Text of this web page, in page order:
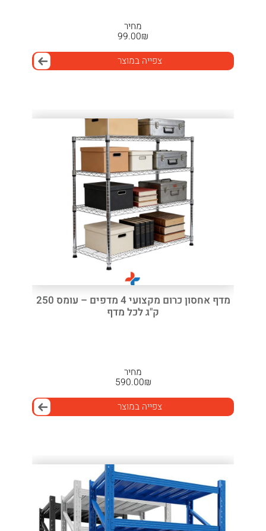
מחיר
₪
99.00
צפייה במוצר
מדף אחסון כרום מקצועי 4 מדפים – עומס 250
ק"ג לכל מדף
מחיר
₪
590.00
צפייה במוצר